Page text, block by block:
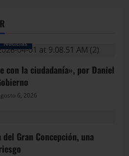
Noticias
con la ciudadanía», por Daniel
6, 2026
Gran Concepción, una